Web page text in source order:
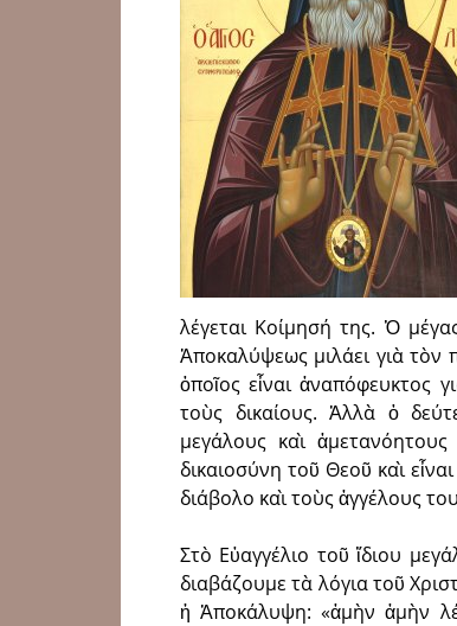
λέγεται Κοίμησή της. Ὁ
Ἀποκαλύψεως μιλάει γιὰ
ὁποῖος εἶναι ἀναπόφευκτος
τοὺς δικαίους. Ἀλλὰ ὁ
μεγάλους καὶ
δικαιοσύνη τοῦ Θεοῦ καὶ
διάβολο καὶ τοὺς ἀγγέλους
Στὸ Εὐαγγέλιο τοῦ ἴδιου
διαβάζουμε τὰ λόγια τοῦ
ἡ Ἀποκάλυψη: «ἀμὴν ἀμὴν